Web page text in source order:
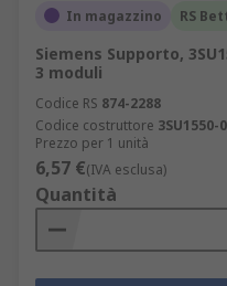
In magazzino RS
Siemens Supporto,
3 moduli
Codice RS 874-2288
Codice costruttore 3SU1550-
Prezzo per 1 unità
6,57 €(IVA esclusa)
Quantità